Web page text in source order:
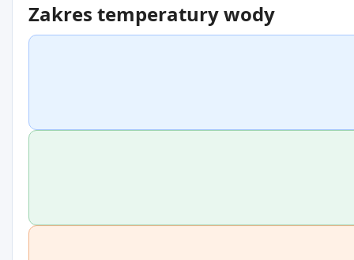
Zakres temperatury wody